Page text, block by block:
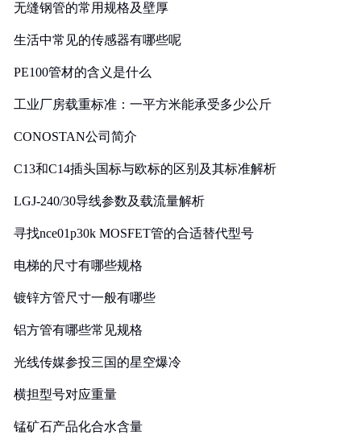
无缝钢管的常用规格及壁厚
生活中常见的传感器有哪些呢
PE100管材的含义是什么
工业厂房载重标准：一平方米能承受多少公斤
CONOSTAN公司简介
C13和C14插头国标与欧标的区别及其标准解析
LGJ-240/30导线参数及载流量解析
寻找nce01p30k MOSFET管的合适替代型号
电梯的尺寸有哪些规格
镀锌方管尺寸一般有哪些
铝方管有哪些常见规格
光线传媒参投三国的星空爆冷
横担型号对应重量
锰矿石产品化合水含量